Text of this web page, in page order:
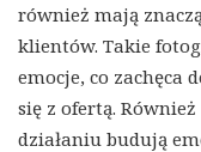
również mają
klientów. Takie
emocje, co zachęca
się z ofertą.
działaniu budują